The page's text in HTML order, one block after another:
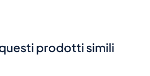
prodotti simili